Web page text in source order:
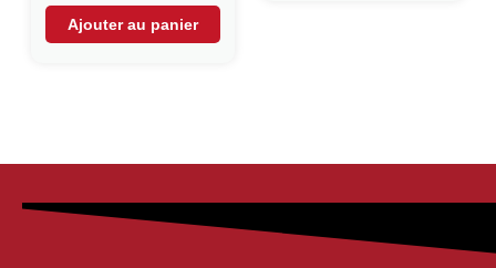
Ajouter au panier